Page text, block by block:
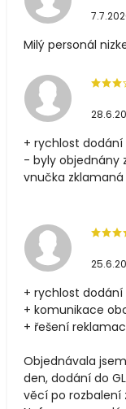
Milý personál
+ rychlost dodání
- byly objednány
vnučka zklamaná
+ rychlost dodání
+ komunikace
+ řešení
Objednávala
den, dodání do
věcí po rozbalení